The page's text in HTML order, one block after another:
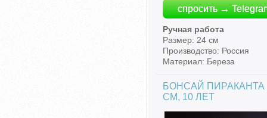
спросить →
Ручная работа
Размер: 24 см
Производство: Россия
Материал: Береза
БОНСАЙ ПИРАКАНТА
СМ, 10 ЛЕТ